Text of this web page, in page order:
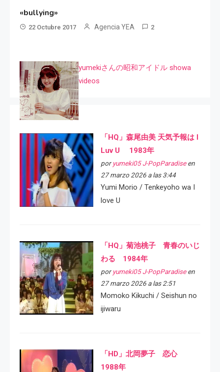
«bullying»
22 Octubre 2017 Agencia YEA 2
yumekiさんの昭和アイドル showa
videos
「HQ」森尾由美 天気予報は I
Luv U 1983年
por yumeki05 J-PopParadiseen
27 marzo 2026 a las 3:44
Yumi Morio / Tenkeyoho wa I
love U
「HQ」菊池桃子 青春のいじ
わる 1984年
por yumeki05 J-PopParadiseen
27 marzo 2026 a las 2:51
Momoko Kikuchi / Seishun no
ijiwaru
「HD」北岡夢子 恋心
1988年